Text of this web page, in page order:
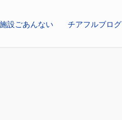
施設ごあんない チアフルブログ